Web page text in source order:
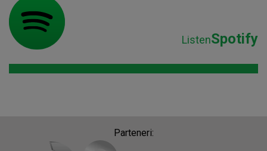
ListenSpotify
Parteneri: